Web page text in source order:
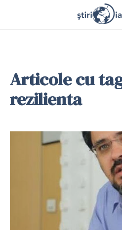
Articole cu
rezilienta